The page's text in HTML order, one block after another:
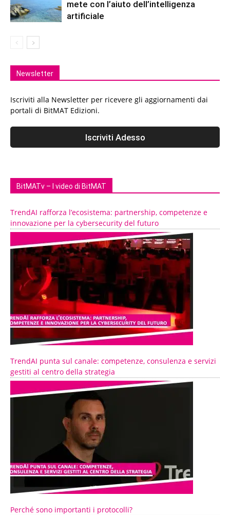
mete con l’aiuto dell’intelligenza
artificiale
Newsletter
Iscriviti alla Newsletter per ricevere gli aggiornamenti dai
portali di BitMAT Edizioni.
BitMATv – I video di BitMAT
TrendAI rafforza l’ecosistema: partnership, competenze e
innovazione per la cybersecurity del futuro
TrendAI punta sul canale: competenze, consulenza e servizi
gestiti al centro della strategia
Perché sono importanti i protocolli?